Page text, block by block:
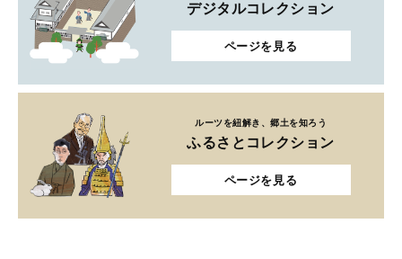
デジタルコレクション
ページを見る
ルーツを紐解き、郷土を知ろう
ふるさとコレクション
ページを見る